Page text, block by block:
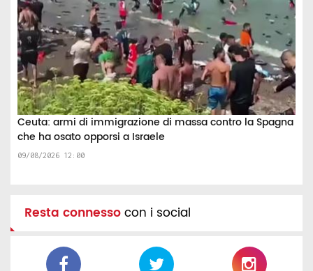
Ceuta: armi di immigrazione di massa contro la Spagna
che ha osato opporsi a Israele
09/08/2026 12:00
Resta connessocon i social